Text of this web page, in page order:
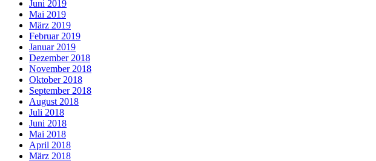
Juni 2019
Mai 2019
März 2019
Februar 2019
Januar 2019
Dezember 2018
November 2018
Oktober 2018
September 2018
August 2018
Juli 2018
Juni 2018
Mai 2018
April 2018
März 2018